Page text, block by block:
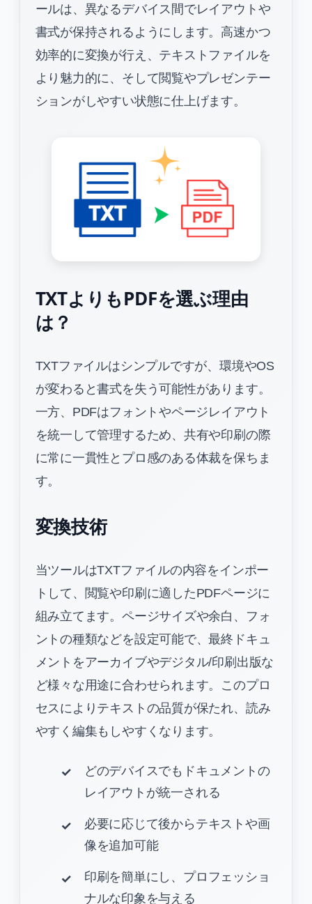
ールは、異なるデバイス間でレイアウトや
書式が保持されるようにします。高速かつ
効率的に変換が行え、テキストファイルを
より魅力的に、そして閲覧やプレゼンテー
ションがしやすい状態に仕上げます。
TXTよりもPDFを選ぶ理由
は？
TXTファイルはシンプルですが、環境やOS
が変わると書式を失う可能性があります。
一方、PDFはフォントやページレイアウト
を統一して管理するため、共有や印刷の際
に常に一貫性とプロ感のある体裁を保ちま
す。
変換技術
当ツールはTXTファイルの内容をインポー
トして、閲覧や印刷に適したPDFページに
組み立てます。ページサイズや余白、フォ
ントの種類などを設定可能で、最終ドキュ
メントをアーカイブやデジタル/印刷出版な
ど様々な用途に合わせられます。このプロ
セスによりテキストの品質が保たれ、読み
やすく編集もしやすくなります。
どのデバイスでもドキュメントの
レイアウトが統一される
必要に応じて後からテキストや画
像を追加可能
印刷を簡単にし、プロフェッショ
ナルな印象を与える